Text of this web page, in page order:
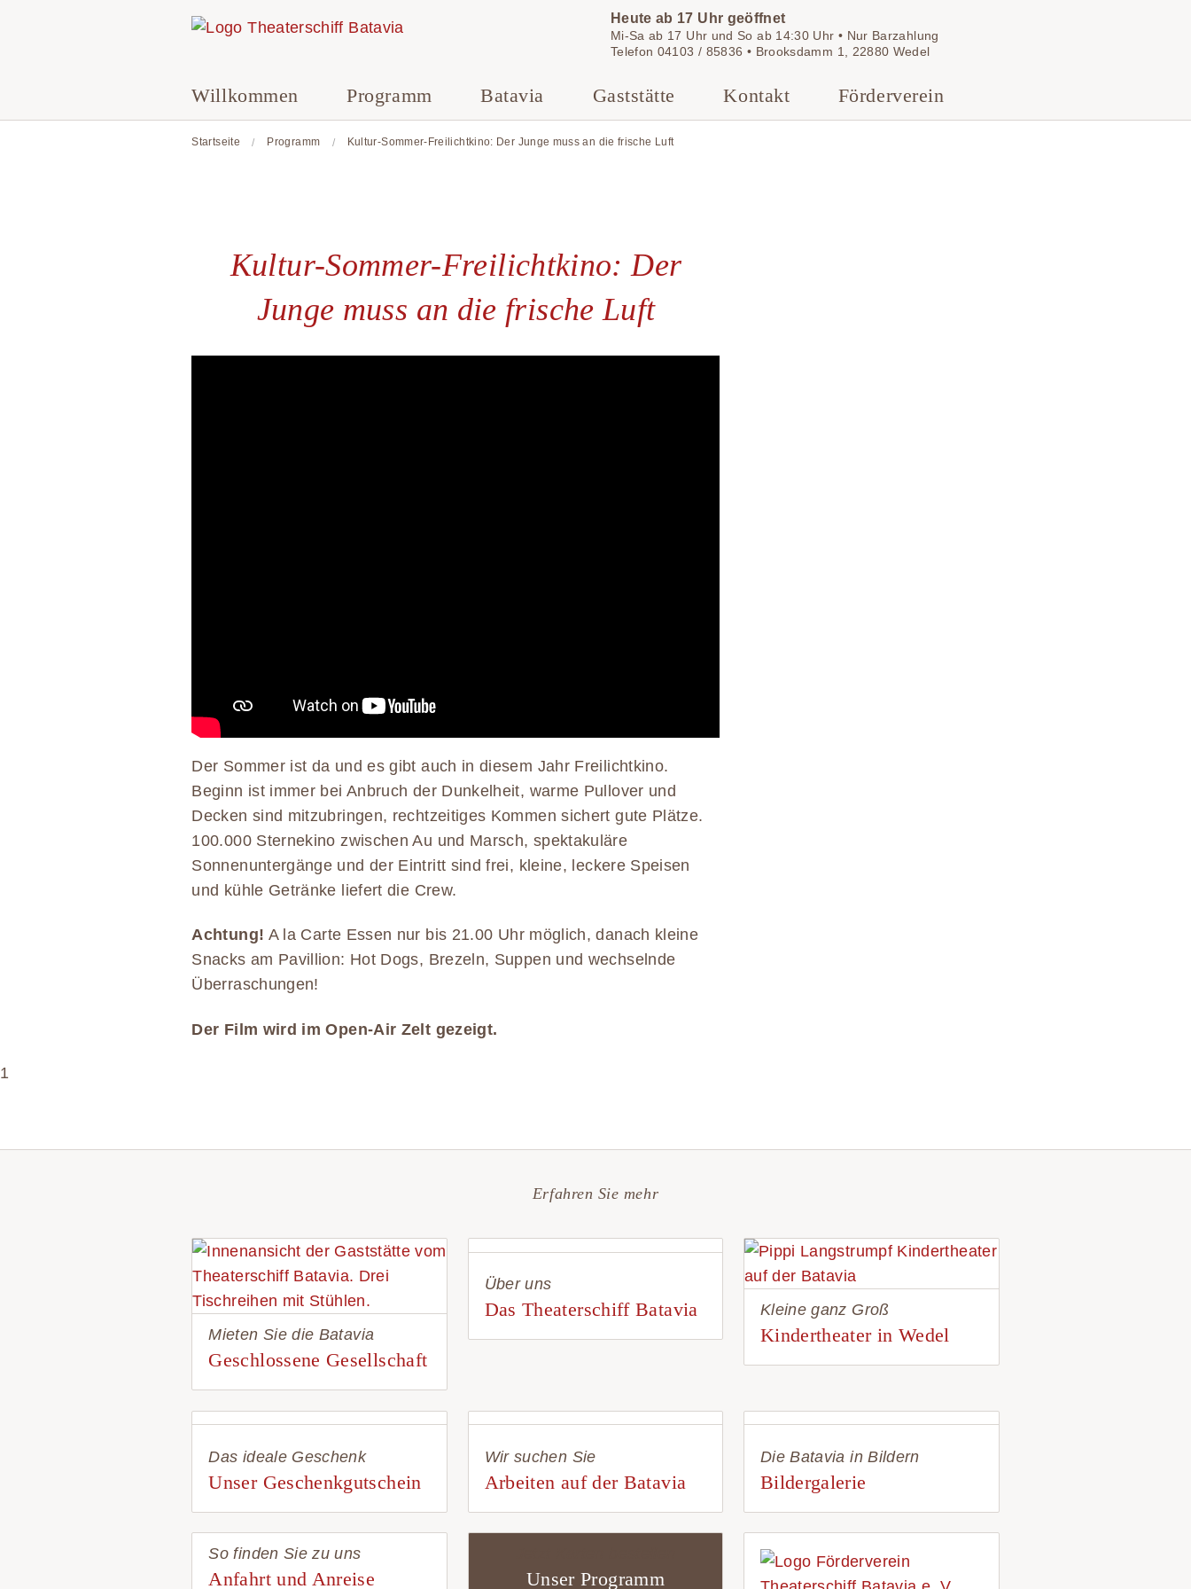
Heute ab 17 Uhr geöffnet
Mi-Sa ab 17 Uhr und So ab 14:30 Uhr • Nur Barzahlung
Telefon 04103 / 85836 • Brooksdamm 1, 22880 Wedel
Willkommen Programm Batavia Gaststätte Kontakt Förderverein
Startseite Programm Kultur-Sommer-Freilichtkino: Der Junge muss an die frische Luft
Kultur-Sommer-Freilichtkino: Der
Junge muss an die frische Luft
Der Sommer ist da und es gibt auch in diesem Jahr Freilichtkino.
Beginn ist immer bei Anbruch der Dunkelheit, warme Pullover und
Decken sind mitzubringen, rechtzeitiges Kommen sichert gute Plätze.
100.000 Sternekino zwischen Au und Marsch, spektakuläre
Sonnenuntergänge und der Eintritt sind frei, kleine, leckere Speisen
und kühle Getränke liefert die Crew.
Achtung! A la Carte Essen nur bis 21.00 Uhr möglich, danach kleine
Snacks am Pavillion: Hot Dogs, Brezeln, Suppen und wechselnde
Überraschungen!
Der Film wird im Open-Air Zelt gezeigt.
1
Erfahren Sie mehr
Mieten Sie die Batavia
Geschlossene Gesellschaft
Über uns
Das Theaterschiff Batavia Kleine ganz Groß
Kindertheater in Wedel
Das ideale Geschenk
Unser Geschenkgutschein
Wir suchen Sie
Arbeiten auf der Batavia
Die Batavia in Bildern
Bildergalerie
So finden Sie zu uns
Anfahrt und Anreise Unser Programm